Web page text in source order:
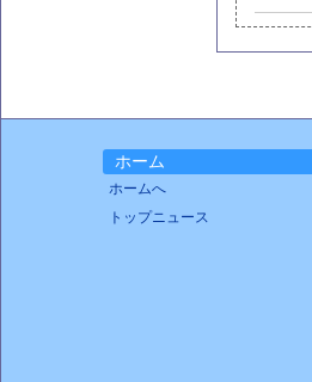
ホーム
ホームへ
トップニュース